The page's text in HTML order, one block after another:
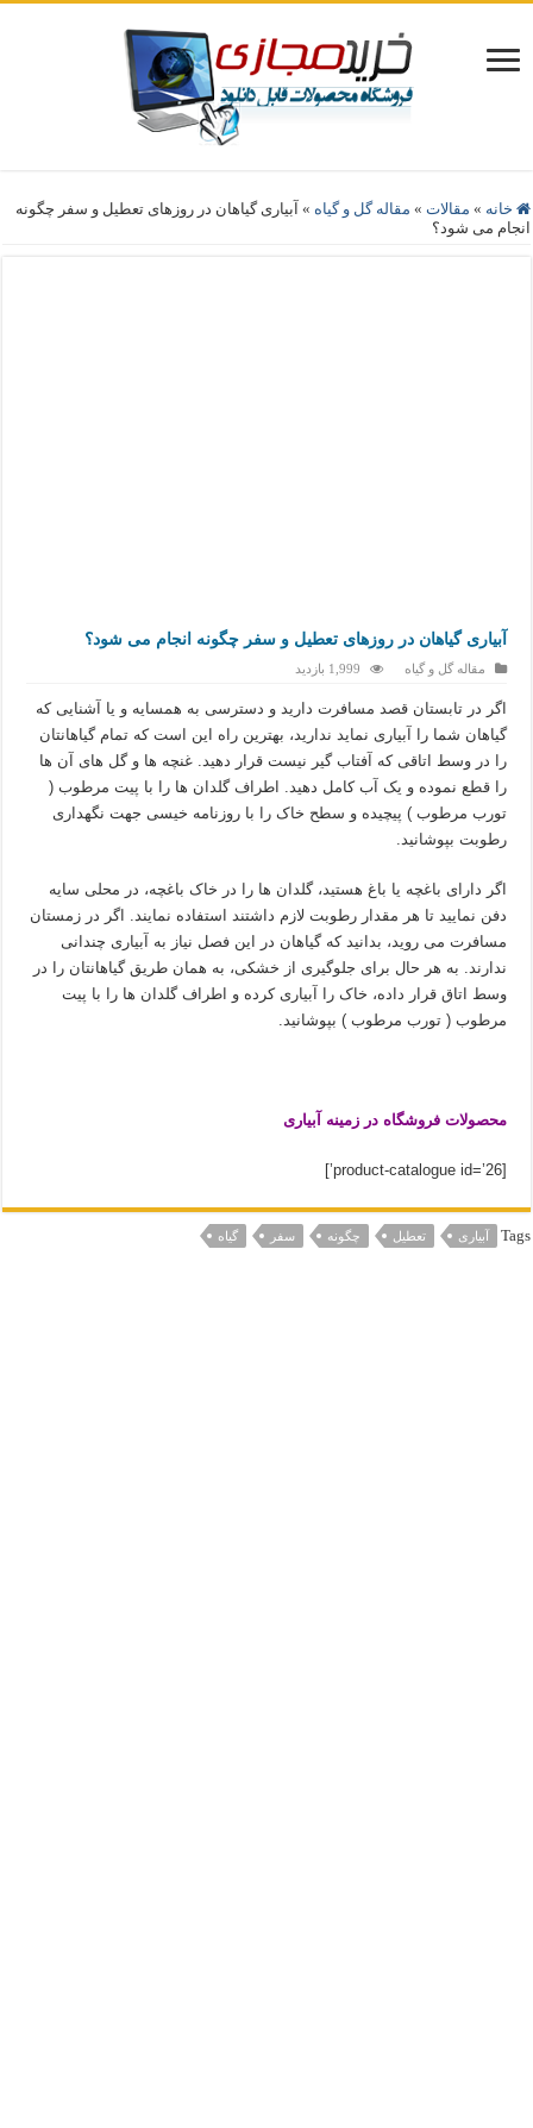
خانه » مقالات » مقاله گل و گیاه » آبیاری گیاهان در روزهای تعطیل و سفر چگونه
انجام می شود؟
آبیاری گیاهان در روزهای تعطیل و سفر چگونه انجام می شود؟
مقاله گل و گیاه 1,999 بازدید
اگر در تابستان قصد مسافرت دارید و دسترسی به همسایه و یا آشنایی که
گیاهان شما را آبیاری نماید ندارید، بهترین راه این است که تمام گیاهانتان
را در وسط اتاقی که آفتاب گیر نیست قرار دهید. غنچه ها و گل های آن ها
را قطع نموده و یک آب کامل دهید. اطراف گلدان ها را با پیت مرطوب (
تورب مرطوب ) پیچیده و سطح خاک را با روزنامه خیسی جهت نگهداری
رطوبت بپوشانید.
اگر دارای باغچه یا باغ هستید، گلدان ها را در خاک باغچه، در محلی سایه
دفن نمایید تا هر مقدار رطوبت لازم داشتند استفاده نمایند. اگر در زمستان
مسافرت می روید، بدانید که گیاهان در این فصل نیاز به آبیاری چندانی
ندارند. به هر حال برای جلوگیری از خشکی، به همان طریق گیاهانتان را در
وسط اتاق قرار داده، خاک را آبیاری کرده و اطراف گلدان ها را با پیت
مرطوب ( تورب مرطوب ) بپوشانید.
محصولات فروشگاه در زمینه آبیاری
[product-catalogue id=’26’]
Tags آبیاری تعطیل چگونه سفر گیاه